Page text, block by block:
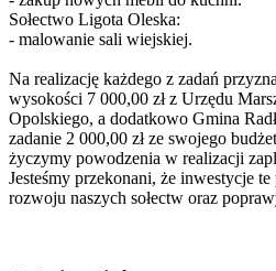
Sołectwo Ligota Oleska:
- malowanie sali wiejskiej.
Na realizację każdego z zadań
wysokości 7 000,00 zł z Urzędu
Opolskiego, a dodatkowo Gmina
zadanie 2 000,00 zł ze swojego
życzymy powodzenia w realizacji
Jesteśmy przekonani, że inwestycje
rozwoju naszych sołectw oraz